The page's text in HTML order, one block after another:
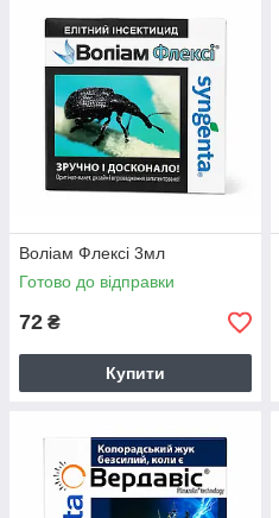
Воліам Флексі 3мл
Готово до відправки
72 ₴
Купити